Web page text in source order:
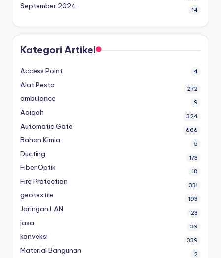
September 2024 14
Kategori Artikel
Access Point 4
Alat Pesta 272
ambulance 9
Aqiqah 324
Automatic Gate 868
Bahan Kimia 5
Ducting 173
Fiber Optik 18
Fire Protection 331
geotextile 193
Jaringan LAN 23
jasa 39
konveksi 339
Material Bangunan 2